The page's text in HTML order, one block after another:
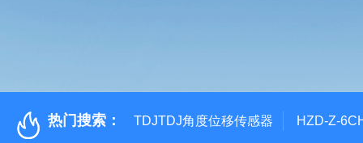
热门搜索： TDJTDJ角度位移传感器 HZD-Z-